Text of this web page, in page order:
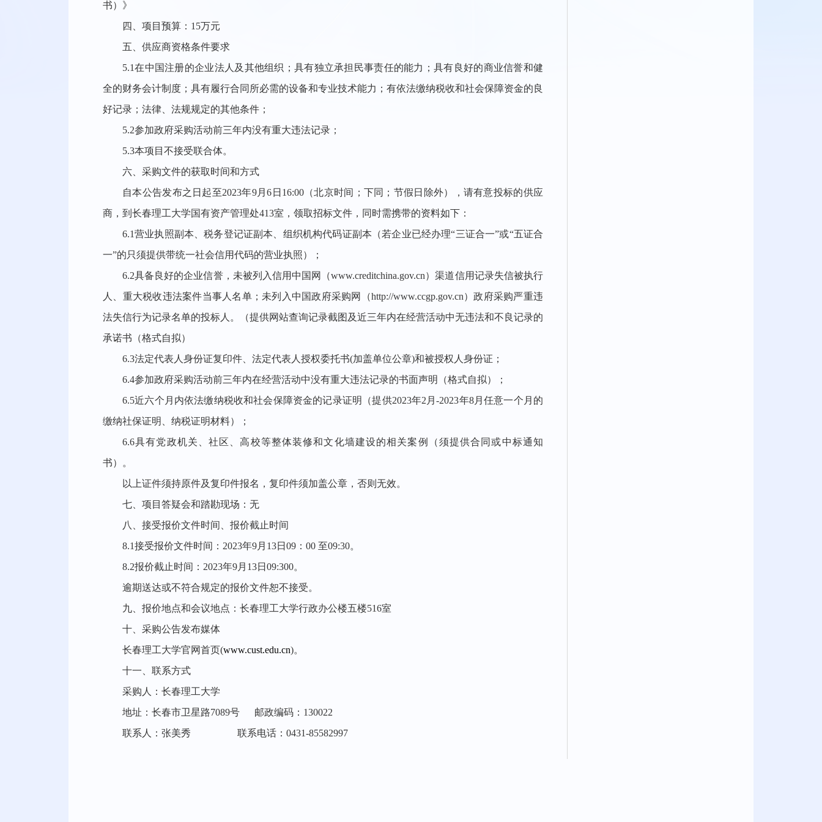
书）》
四、项目预算：15万元
五、供应商资格条件要求
5.1在中国注册的企业法人及其他组织；具有独立承担民事责任的能力；具有良好的商业信誉和健
全的财务会计制度；具有履行合同所必需的设备和专业技术能力；有依法缴纳税收和社会保障资金的良
好记录；法律、法规规定的其他条件；
5.2参加政府采购活动前三年内没有重大违法记录；
5.3本项目不接受联合体。
六、采购文件的获取时间和方式
自本公告发布之日起至2023年9月6日16:00（北京时间；下同；节假日除外），请有意投标的供应
商，到长春理工大学国有资产管理处413室，领取招标文件，同时需携带的资料如下：
6.1营业执照副本、税务登记证副本、组织机构代码证副本（若企业已经办理“三证合一”或“五证合
一”的只须提供带统一社会信用代码的营业执照）；
6.2具备良好的企业信誉，未被列入信用中国网（www.creditchina.gov.cn）渠道信用记录失信被执行
人、重大税收违法案件当事人名单；未列入中国政府采购网（http://www.ccgp.gov.cn）政府采购严重违
法失信行为记录名单的投标人。（提供网站查询记录截图及近三年内在经营活动中无违法和不良记录的
承诺书（格式自拟）
6.3法定代表人身份证复印件、法定代表人授权委托书(加盖单位公章)和被授权人身份证；
6.4参加政府采购活动前三年内在经营活动中没有重大违法记录的书面声明（格式自拟）；
6.5近六个月内依法缴纳税收和社会保障资金的记录证明（提供2023年2月-2023年8月任意一个月的
缴纳社保证明、纳税证明材料）；
6.6具有党政机关、社区、高校等整体装修和文化墙建设的相关案例（须提供合同或中标通知
书）。
以上证件须持原件及复印件报名，复印件须加盖公章，否则无效。
七、项目答疑会和踏勘现场：无
八、接受报价文件时间、报价截止时间
8.1接受报价文件时间： 2023年9月13日09：00 至09:30。
8.2报价截止时间：2023年9月13日09:300。
逾期送达或不符合规定的报价文件恕不接受。
九、报价地点和会议地点：长春理工大学行政办公楼五楼516室
十、采购公告发布媒体
长春理工大学官网首页(www.cust.edu.cn)。
十一、联系方式
采购人：长春理工大学
地址：长春市卫星路7089号 邮政编码：130022
联系人：张美秀 联系电话：0431-85582997